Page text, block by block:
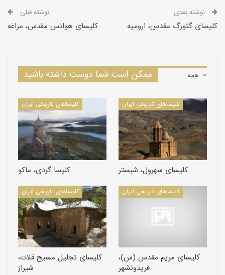
نوشته قبلی
کلیسای هوانس مقدس، مراغه کلیسای گئورگ مقدس، ارومیه
ممکن است شما دوست داشته باشید
کلیسا‌های تاریخی ایران
کلیسا گردی، ماکو
کلیسا‌های تاریخی ایران
کلیسای سهرول، شبستر
کلیسا‌های تاریخی ایران
کلیسای تجلیل مسیح قلات،
شیراز
کلیسا‌های تاریخی ایران
کلیسای مریم مقدس (س)،
فریدونشهر